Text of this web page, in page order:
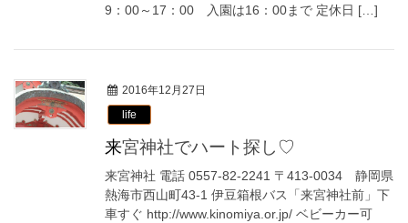
9：00～17：00 入園は16：00まで 定休日 […]
2016年12月27日
life
来宮神社でハート探し♡
来宮神社 電話 0557-82-2241 〒413-0034 静岡県
熱海市西山町43-1 伊豆箱根バス「来宮神社前」下
車すぐ http://www.kinomiya.or.jp/ ベビーカー可